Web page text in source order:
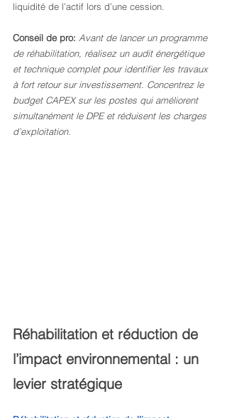
liquidité de l’actif lors d’une cession.
Conseil de pro: Avant de lancer un programme
de réhabilitation, réalisez un audit énergétique
et technique complet pour identifier les travaux
à fort retour sur investissement. Concentrez le
budget CAPEX sur les postes qui améliorent
simultanément le DPE et réduisent les charges
d’exploitation.
Réhabilitation et réduction de
l’impact environnemental : un
levier stratégique